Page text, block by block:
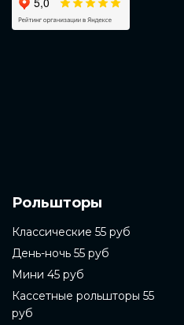
Рольшторы
Классические 55 руб
День-ночь 55 руб
Мини 45 руб
Кассетные рольшторы 55
руб